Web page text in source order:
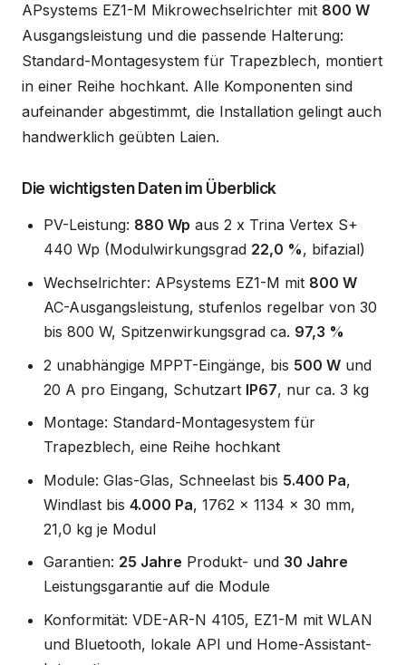
APsystems EZ1-M Mikrowechselrichter mit 800 W
Ausgangsleistung und die passende Halterung:
Standard-Montagesystem für Trapezblech, montiert
in einer Reihe hochkant. Alle Komponenten sind
aufeinander abgestimmt, die Installation gelingt auch
handwerklich geübten Laien.
Die wichtigsten Daten im Überblick
PV-Leistung: 880 Wp aus 2 x Trina Vertex S+
440 Wp (Modulwirkungsgrad 22,0 %, bifazial)
Wechselrichter: APsystems EZ1-M mit 800 W
AC-Ausgangsleistung, stufenlos regelbar von 30
bis 800 W, Spitzenwirkungsgrad ca. 97,3 %
2 unabhängige MPPT-Eingänge, bis 500 W und
20 A pro Eingang, Schutzart IP67, nur ca. 3 kg
Montage: Standard-Montagesystem für
Trapezblech, eine Reihe hochkant
Module: Glas-Glas, Schneelast bis 5.400 Pa,
Windlast bis 4.000 Pa, 1762 x 1134 x 30 mm,
21,0 kg je Modul
Garantien: 25 Jahre Produkt- und 30 Jahre
Leistungsgarantie auf die Module
Konformität: VDE-AR-N 4105, EZ1-M mit WLAN
und Bluetooth, lokale API und Home-Assistant-